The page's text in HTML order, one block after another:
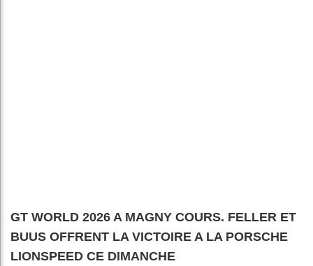
GT WORLD 2026 A MAGNY COURS. FELLER ET
BUUS OFFRENT LA VICTOIRE A LA PORSCHE
LIONSPEED CE DIMANCHE